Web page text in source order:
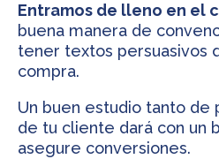
Entramos de lleno en el
buena manera de
tener textos persuasivos
compra.
Un buen estudio tanto de
de tu cliente dará con un
asegure conversiones.